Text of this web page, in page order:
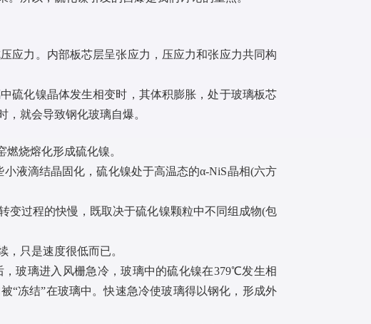
力。内部板芯层呈张应力，压应力和张应力共同构
化镍晶体发生相变时，其体积膨胀，处于玻璃板芯
就会导致钢化玻璃自爆。
烧熔化形成硫化镍。
滴结晶固化，硫化镍处于高温态的α-NiS晶相(六方
过程的快慢，既取决于硫化镍颗粒中不同组成物(包
只是速度很低而已。
玻璃进入风栅急冷，玻璃中的硫化镍在379℃发生相
“冻结”在玻璃中。快速急冷使玻璃得以钢化，形成外